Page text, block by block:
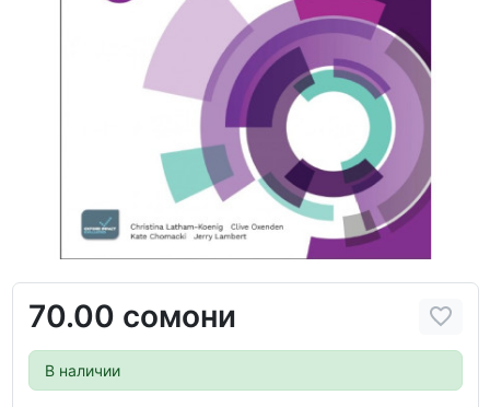
70.00 сомони
В наличии